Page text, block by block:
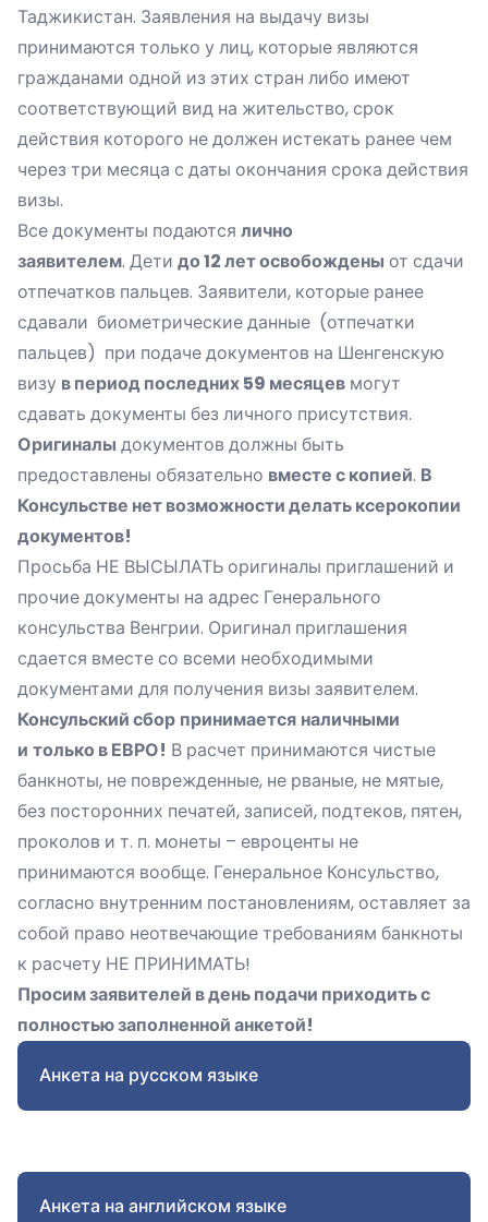
Таджикистан. Заявления на выдачу визы
принимаются только у лиц, которые являются
гражданами одной из этих стран либо имеют
соответствующий вид на жительство, срок
действия которого не должен истекать ранее чем
через три месяца с даты окончания срока действия
визы.
Все документы подаются лично
заявителем. Дети до 12 лет освобождены от сдачи
отпечатков пальцев. Заявители, которые ранее
сдавали биометрические данные (отпечатки
пальцев) при подаче документов на Шенгенскую
визу в период последних 59 месяцев могут
сдавать документы без личного присутствия.
Оригиналы документов должны быть
предоставлены обязательно вместе с копией. В
Консульстве нет возможности делать ксерокопии
документов!
Просьба НЕ ВЫСЫЛАТЬ оригиналы приглашений и
прочие документы на адрес Генерального
консульства Венгрии. Оригинал приглашения
сдается вместе со всеми необходимыми
документами для получения визы заявителем.
Консульский сбор принимается наличными
и только в ЕВРО! В расчет принимаются чистые
банкноты, не поврежденные, не рваные, не мятые,
без посторонних печатей, записей, подтеков, пятен,
проколов и т. п. монеты – евроценты не
принимаются вообще. Генеральное Консульство,
согласно внутренним постановлениям, оставляет за
собой право неотвечающие требованиям банкноты
к расчету НЕ ПРИНИМАТЬ!
Просим заявителей в день подачи приходить с
полностью заполненной анкетой!
Анкета на русском языке
Анкета на английском языке